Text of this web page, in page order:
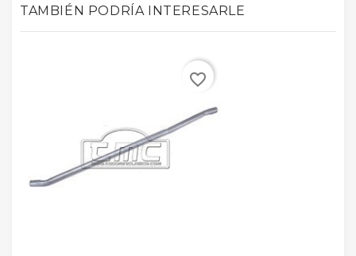
TAMBIÉN PODRÍA INTERESARLE
favorite_border